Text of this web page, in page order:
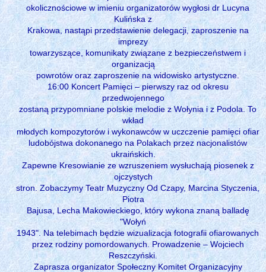
okolicznościowe w imieniu organizatorów wygłosi dr Lucyna
Kulińska z
Krakowa, nastąpi przedstawienie delegacji, zaproszenie na
imprezy
towarzyszące, komunikaty związane z bezpieczeństwem i
organizacją
powrotów oraz zaproszenie na widowisko artystyczne.
16:00 Koncert Pamięci – pierwszy raz od okresu
przedwojennego
zostaną przypomniane polskie melodie z Wołynia i z Podola. To
wkład
młodych kompozytorów i wykonawców w uczczenie pamięci ofiar
ludobójstwa dokonanego na Polakach przez nacjonalistów
ukraińskich.
Zapewne Kresowianie ze wzruszeniem wysłuchają piosenek z
ojczystych
stron. Zobaczymy Teatr Muzyczny Od Czapy, Marcina Styczenia,
Piotra
Bajusa, Lecha Makowieckiego, który wykona znaną balladę
"Wołyń
1943". Na telebimach będzie wizualizacja fotografii ofiarowanych
przez rodziny pomordowanych. Prowadzenie – Wojciech
Reszczyński.
Zaprasza organizator Społeczny Komitet Organizacyjny